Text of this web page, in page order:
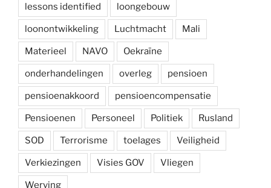
lessons identified loongebouw
loonontwikkeling Luchtmacht Mali
Materieel NAVO Oekraïne
onderhandelingen overleg pensioen
pensioenakkoord pensioencompensatie
Pensioenen Personeel Politiek Rusland
SOD Terrorisme toelages Veiligheid
Verkiezingen Visies GOV Vliegen
Werving